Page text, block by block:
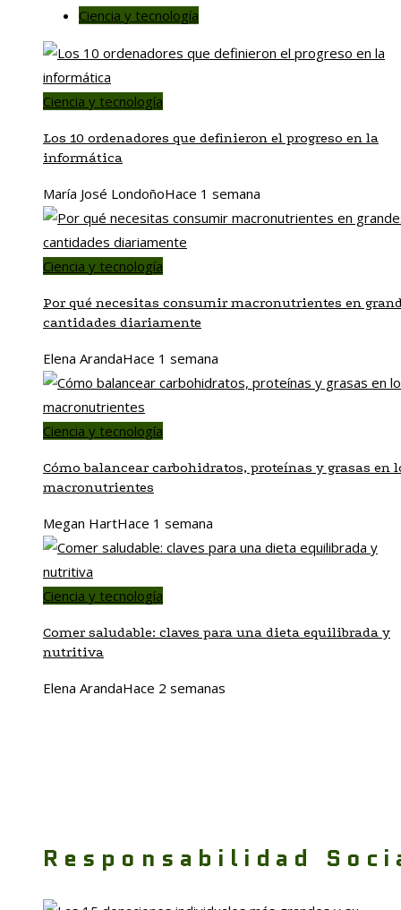
Ciencia y tecnología
Ciencia y tecnología
Los 10 ordenadores que definieron el progreso en la
informática
María José LondoñoHace 1 semana
Ciencia y tecnología
Por qué necesitas consumir macronutrientes en
cantidades diariamente
Elena ArandaHace 1 semana
Ciencia y tecnología
Cómo balancear carbohidratos, proteínas y grasas en
macronutrientes
Megan HartHace 1 semana
Ciencia y tecnología
Comer saludable: claves para una dieta equilibrada y
nutritiva
Elena ArandaHace 2 semanas
Responsabilidad